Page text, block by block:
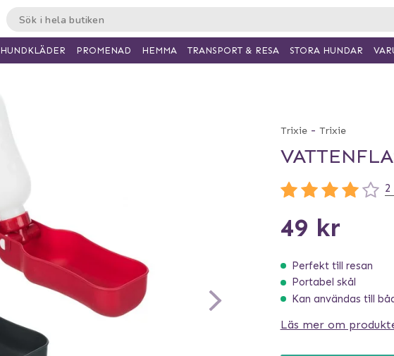
Trixie - Trixie
49 kr
Perfekt till resan
Portabel skål
Kan användas till
Läs mer om
HUNDKLÄDER PROMENAD HEMMA TRANSPORT & RESA STORA HUNDAR